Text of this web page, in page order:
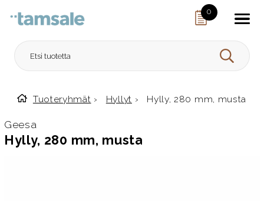
0
HAE
Etusivulle
Tuoteryhmät › Hyllyt › Hylly, 280 mm, musta
Geesa
Hylly, 280 mm, musta